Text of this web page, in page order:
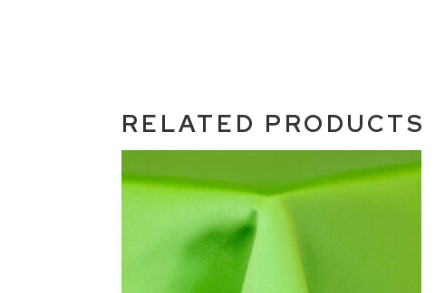
RELATED PRODUCTS